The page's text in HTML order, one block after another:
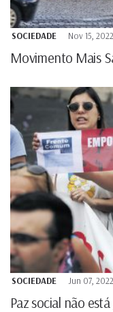
SOCIEDADE Nov 15, 2022
Movimento Mais
SOCIEDADE Jun 07, 2022
Paz social não